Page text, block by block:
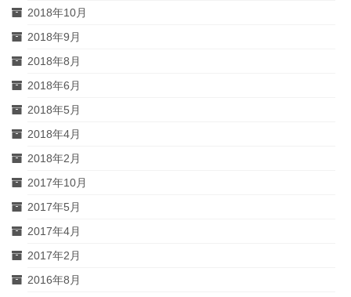
2018年10月
2018年9月
2018年8月
2018年6月
2018年5月
2018年4月
2018年2月
2017年10月
2017年5月
2017年4月
2017年2月
2016年8月